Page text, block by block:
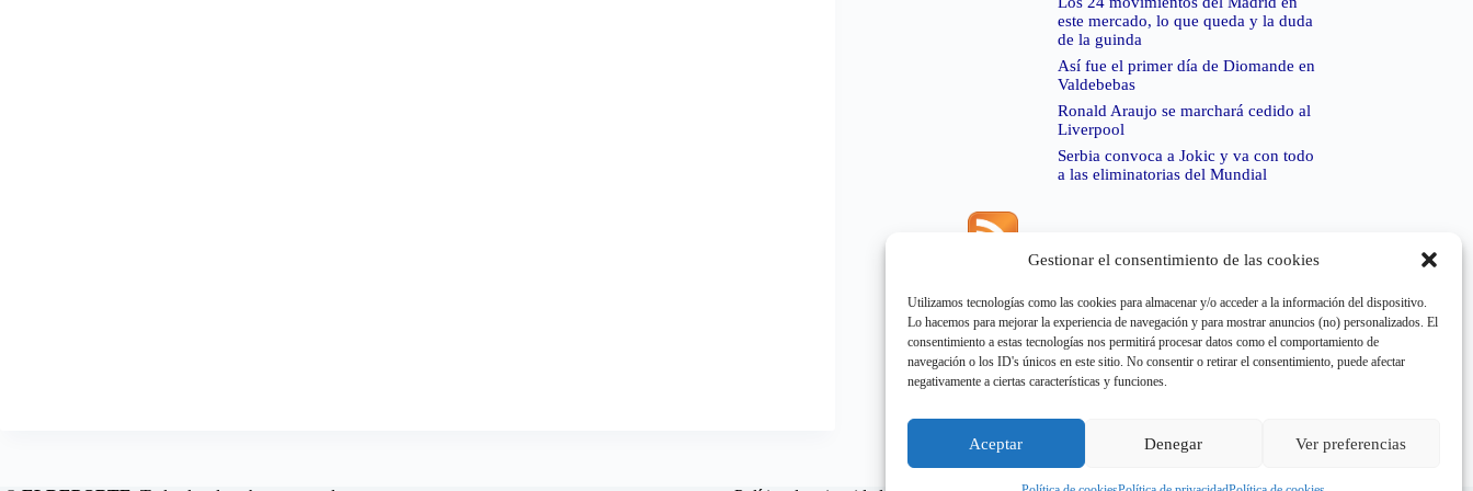
Gestionar el consentimiento de las cookies
Utilizamos tecnologías como las cookies para almacenar y/o acceder a la información del dispositivo.
Lo hacemos para mejorar la experiencia de navegación y para mostrar anuncios (no) personalizados. El
consentimiento a estas tecnologías nos permitirá procesar datos como el comportamiento de
navegación o los ID's únicos en este sitio. No consentir o retirar el consentimiento, puede afectar
negativamente a ciertas características y funciones.
Aceptar Denegar Ver preferencias
este mercado, lo que queda y la duda
de la guinda
Así fue el primer día de Diomande en
Valdebebas
Ronald Araujo se marchará cedido al
Liverpool
Serbia convoca a Jokic y va con todo
a las eliminatorias del Mundial
Error de RSS:Retrieved unsupported status code
"404"